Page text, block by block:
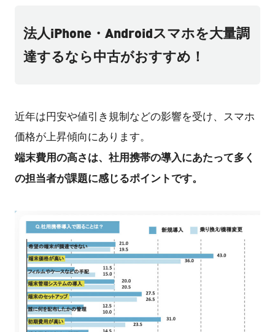
法人iPhone・Androidスマホを大量調
達するなら中古がおすすめ！
近年は円安や値引き規制などの影響を受け、スマホ
価格が上昇傾向にあります。
端末費用の高さは、社用携帯の導入にあたって多く
の担当者が課題に感じるポイントです。